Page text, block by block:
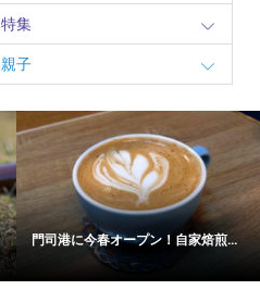
特集
親子
門司港に今春オープン！自家焙煎...